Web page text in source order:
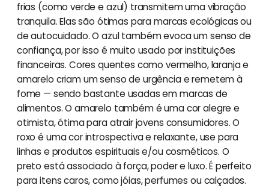
frias (como verde e azul) transmitem uma vibração
tranquila. Elas são ótimas para marcas ecológicas ou
de autocuidado. O azul também evoca um senso de
confiança, por isso é muito usado por instituições
financeiras. Cores quentes como vermelho, laranja e
amarelo criam um senso de urgência e remetem à
fome — sendo bastante usadas em marcas de
alimentos. O amarelo também é uma cor alegre e
otimista, ótima para atrair jovens consumidores. O
roxo é uma cor introspectiva e relaxante, use para
linhas e produtos espirituais e/ou cosméticos. O
preto está associado à força, poder e luxo. É perfeito
para itens caros, como jóias, perfumes ou calçados.